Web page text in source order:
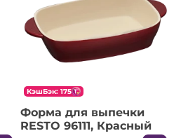
КэшБэк: 175
Форма для выпечки
RESTO 96111, Красный